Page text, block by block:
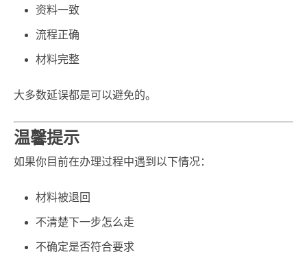
资料一致
流程正确
材料完整
大多数延误都是可以避免的。
温馨提示
如果你目前在办理过程中遇到以下情况：
材料被退回
不清楚下一步怎么走
不确定是否符合要求